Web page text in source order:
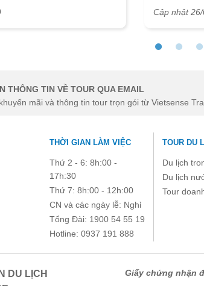
trẻ mê đắm
Cập nhật
THÔNG TIN VỀ TOUR QUA EMAIL
mãi và thông tin tour trọn gói từ Vietsense
THỜI GIAN LÀM VIỆC
Thứ 2 - 6: 8h:00 -
17h:30
Thứ 7: 8h:00 - 12h:00
CN và các ngày lễ: Nghỉ
Tổng Đài: 1900 54 55 19
Hotline: 0937 191 888
TOUR DU
Du lịch
Du lịch
Tour
DU LỊCH
Giấy chứng nhận